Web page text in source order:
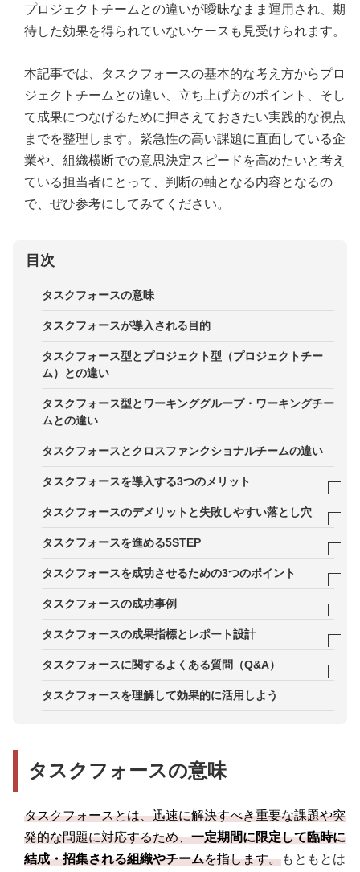
プロジェクトチームとの違いが曖昧なまま運用され、期
待した効果を得られていないケースも見受けられます。
本記事では、タスクフォースの基本的な考え方からプロ
ジェクトチームとの違い、立ち上げ方のポイント、そし
て成果につなげるために押さえておきたい実践的な視点
までを整理します。緊急性の高い課題に直面している企
業や、組織横断での意思決定スピードを高めたいと考え
ている担当者にとって、判断の軸となる内容となるの
で、ぜひ参考にしてみてください。
目次
タスクフォースの意味
タスクフォースが導入される目的
タスクフォース型とプロジェクト型（プロジェクトチー
ム）との違い
タスクフォース型とワーキンググループ・ワーキングチー
ムとの違い
タスクフォースとクロスファンクショナルチームの違い
タスクフォースを導入する3つのメリット
メリット1．リソースを注ぐことができ、スピーデ
集できる
メリット3．スキルやチーム力の向上が図れる
タスクフォースのデメリットと失敗しやすい落とし穴
ノウハウが残らない：短期解散で“学び”が散逸する
通常業務に支障が出る：人員・稼働の穴埋め設計が
権限不足で進まない：意思決定者不在・合意形成コ
ストの肥大化
目的が拡散する：何でも屋になり、期限と成果が曖
タスクフォースを進める5STEP
STEP1．タスクフォースを編成する
STEP2．課題とスケジュールを明確にする
STEP3．方向性を決め、施策を実行する
STEP4．モニタリングを行う
STEP5．振り返りを行い、ノウハウを共有する
タスクフォースを成功させるための3つのポイント
ポイント1．課題の明確化と適切なリーダー選定
ポイント2．迅速かつ柔軟な対応
ポイント3．知見やノウハウの蓄積や共有
タスクフォースの成功事例
事例1．総務省
事例2．味の素グループ
事例3．ウェルクス
タスクフォースの成果指標とレポート設計
アウトカム指標：再発率・損失額・顧客影響など課
ン・リスクを固定フォーマットで回す
タスクフォースに関するよくある質問（Q&A）
タスクフォースとプロジェクトチームは何が違いま
メンバーは何人が適切ですか？兼務でも回せます
権限はどこまで与えるべきですか？
解散後にノウハウを残すにはどうすればよいです
か？
タスクフォースを理解して効果的に活用しよう
タスクフォースの意味
タスクフォースとは、迅速に解決すべき重要な課題や突
発的な問題に対応するため、一定期間に限定して臨時に
結成・招集される組織やチームを指します。もともとは